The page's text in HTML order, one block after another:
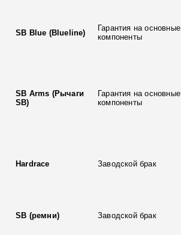
SB Blue (Blueline)
Гарантия на основные
компоненты
SB Arms (Рычаги
SB)
Гарантия на основные
компоненты
Hardrace Заводской брак
SB (ремни) Заводской брак